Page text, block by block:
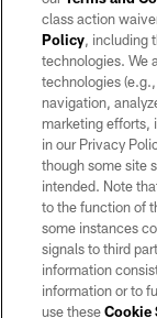
©2026 by the Las
may be reproduced
class action
Policy, including
technologies. We
technologies
navigation,
marketing efforts,
in our Privacy
though some site
intended. Note
to the function of
some instances
signals to third
information
information or to
use theseCookie